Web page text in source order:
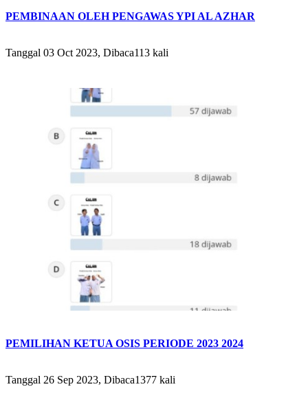
PEMBINAAN OLEH PENGAWAS YPI AL AZHAR
Tanggal 03 Oct 2023, Dibaca113 kali
PEMILIHAN KETUA OSIS PERIODE 2023 2024
Tanggal 26 Sep 2023, Dibaca1377 kali